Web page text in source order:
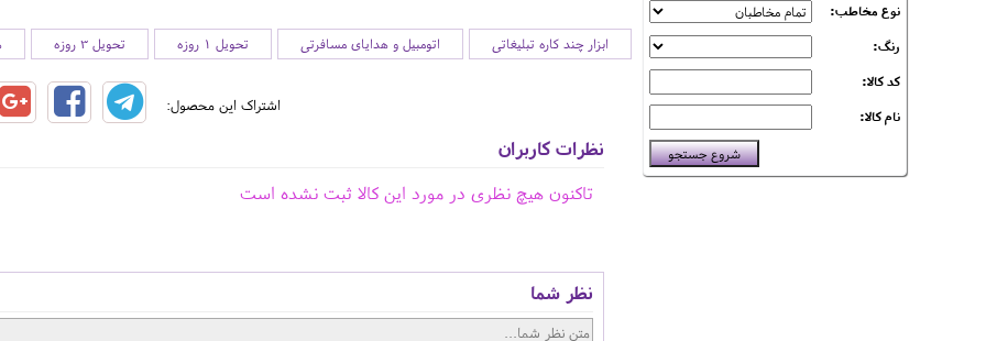
نوع مخاطب:
رنگ:
کد کالا:
نام کالا:
ابزار چند کاره تبلیغاتی اتومبیل و هدایای مسافرتی تحویل 1 روزه تحویل 3 روزه
اشتراک این محصول:
نظرات کاربران
تاکنون هیچ نظری در مورد این کالا ثبت نشده است
نظر شما